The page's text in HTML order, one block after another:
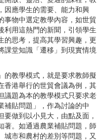
因應學生的需要、能力和興
事物中選定教學內容，如世貿
利用這熱門的新聞，引領學生
的思考，提高其學習興趣，更
課堂知識「遷移」到現實情境
的教學模式，就是要求教師擬
香港舉行的世貿會議為例，其
議題為本的教學模式只要求老
補貼問題」，作為討論的中
做到以小見大，由點及面，
著。如通過農業補貼問題，師
城市和農村的差別等問題，又